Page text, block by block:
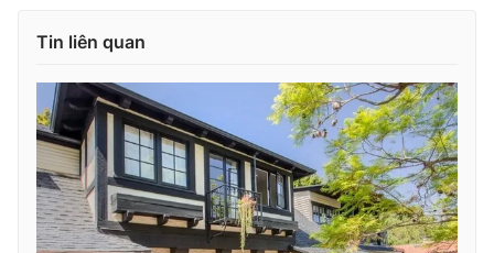
Liên hệ tòa soạn
THỜI BÁO VTV
Tin liên quan